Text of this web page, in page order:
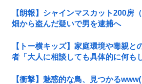
【朗報】シャインマスカット200房
畑から盗んだ疑いで男を逮捕へ
【トー横キッズ】家庭環境や毒親と
者「大人に相談しても具体的に何も
【衝撃】魅惑的な鳥、見つかる